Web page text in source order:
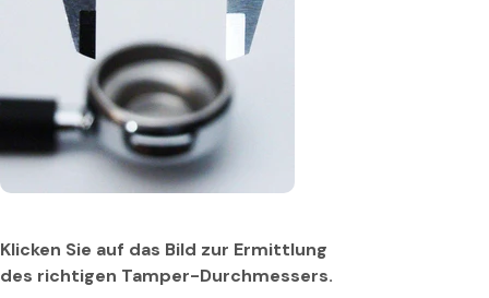
Klicken Sie auf das Bild zur Ermittlung
des richtigen Tamper-Durchmessers.